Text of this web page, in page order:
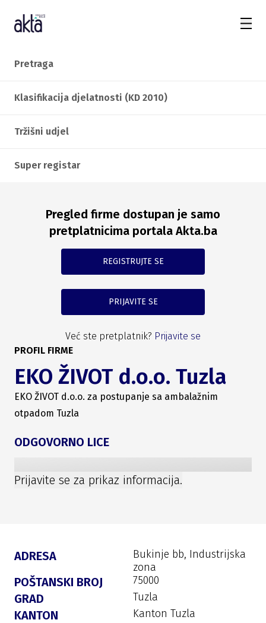
Pretraga
Klasifikacija djelatnosti (KD 2010)
Tržišni udjel
Super registar
Pregled firme dostupan je samo
pretplatnicima portala Akta.ba
REGISTRUJTE SE
PRIJAVITE SE
Već ste pretplatnik? Prijavite se
PROFIL FIRME
EKO ŽIVOT d.o.o. Tuzla
EKO ŽIVOT d.o.o. za postupanje sa ambalažnim
otpadom Tuzla
ODGOVORNO LICE
Prijavite se za prikaz informacija.
ADRESA
Bukinje bb, Industrijska
zona
POŠTANSKI BROJ 75000
GRAD Tuzla
KANTON Kanton Tuzla